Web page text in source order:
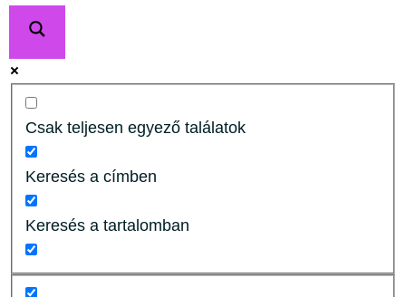
Csak teljesen egyező találatok
Keresés a címben
Keresés a tartalomban